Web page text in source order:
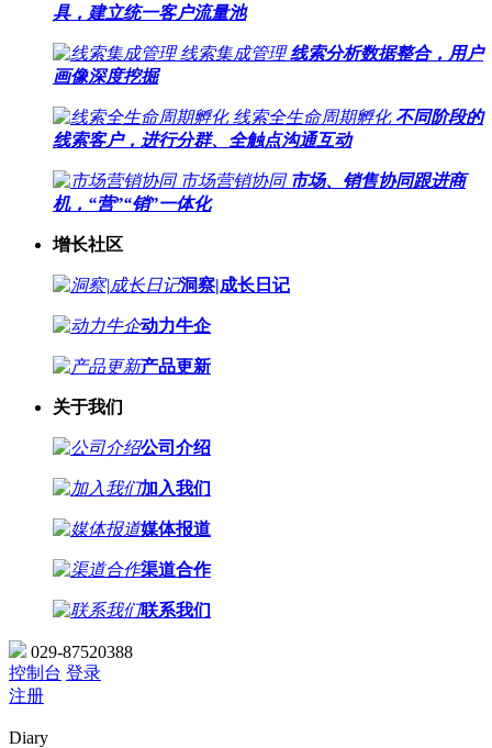
具，建立统一客户流量池
线索集成管理 线索分析数据整合，用户
画像深度挖掘
线索全生命周期孵化 不同阶段的
线索客户，进行分群、全触点沟通互动
市场营销协同 市场、销售协同跟进商
机，“营”“销”一体化
增长社区
洞察|成长日记
动力牛企
产品更新
关于我们
公司介绍
加入我们
媒体报道
渠道合作
联系我们
029-87520388
控制台 登录
注册
Diary